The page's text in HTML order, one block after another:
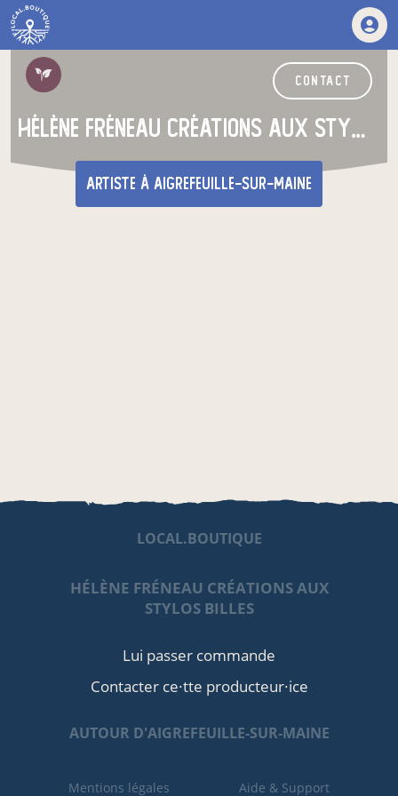
contact
Hélène Fréneau Créations aux stylos billes
artiste à Aigrefeuille-sur-Maine
LOCAL.BOUTIQUE
HÉLÈNE FRÉNEAU CRÉATIONS AUX
STYLOS BILLES
Lui passer commande
Contacter ce·tte producteur·ice
AUTOUR D'AIGREFEUILLE-SUR-MAINE
Mentions légales Aide & Support